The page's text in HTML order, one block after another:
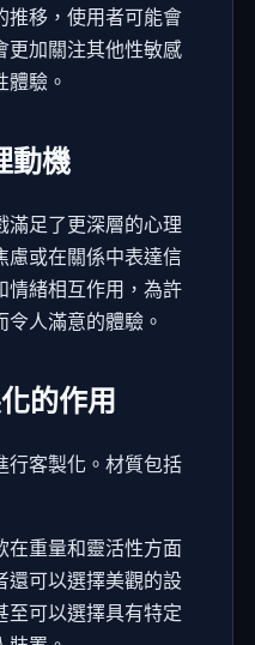
推移，使用者可能會
更加關注其他性敏感
驗。
動機
滿足了更深層的心理
慮或在關係中表達信
情緒相互作用，為許
人滿意的體驗。
的作用
行客製化。材質包括
在重量和靈活性方面
還可以選擇美觀的設
至可以選擇具有特定